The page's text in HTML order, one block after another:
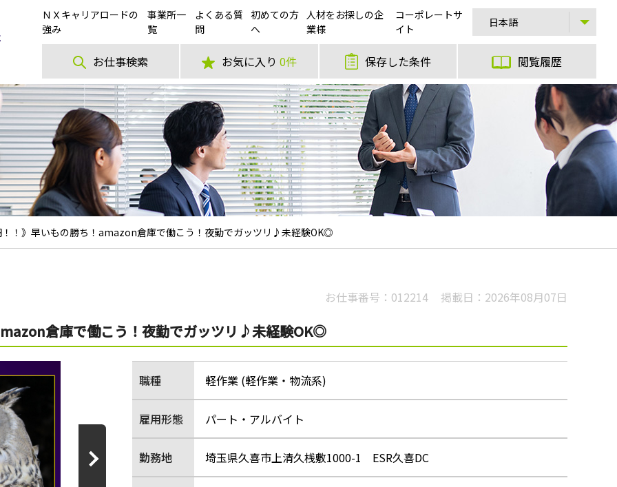
ＮＸキャリアロードの
強み
事業所一
覧
よくある質
問
初めての方
へ
人材をお探しの企
業様
コーポレートサ
イト
お仕事検索 お気に入り 0件 保存した条件 閲覧履歴
！》早いもの勝ち！amazon倉庫で働こう！夜勤でガッツリ♪未経験OK◎
お仕事番号： 012214 掲載日： 2026年08月07日
倉庫で働こう！夜勤でガッツリ♪未経験OK◎
職種 軽作業 (軽作業・物流系)
雇用形態 パート・アルバイト
勤務地 埼玉県久喜市上清久桟敷1000-1 ESR久喜DC